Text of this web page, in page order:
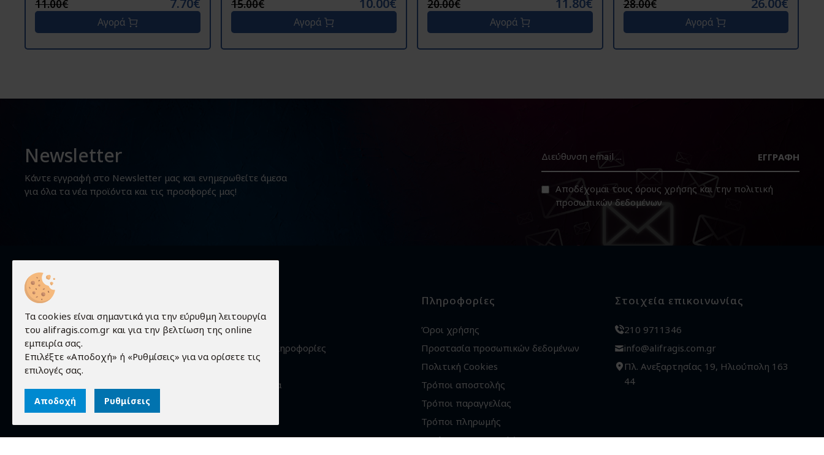
11.00€
Αγορά
15.00€
Αγορά
20.00€
Αγορά
28.00€
Αγορά
Newsletter
Κάντε εγγραφή στο Newsletter μας και ενημερωθείτε άμεσα
για όλα τα νέα προϊόντα και τις προσφορές μας!
ΕΓΓΡΑΦΉ
Αποδέχομαι τους όρους χρήσης και την πολιτική
προσωπικών δεδομένων
Τα πάντα γύρω από τον κόσμο των
ηλεκτρονικών!
Στοιχεία επικοινωνίας
210 9711346
info@alifragis.com.gr
Πλ. Ανεξαρτησίας 19, Ηλιούπολη 163
44
Προϊόντα
Τεχνικές πληροφορίες
Εταιρεία
Επικοινωνία
Πληροφορίες
Όροι χρήσης
Προστασία προσωπικών δεδομένων
Πολιτική Cookies
Τρόποι αποστολής
Τρόποι παραγγελίας
Τρόποι πληρωμής
Εγγύηση - Επιστροφές
Τα cookies είναι σημαντικά για την εύρυθμη λειτουργία
του alifragis.com.gr και για την βελτίωση της online
εμπειρία σας.
Επιλέξτε «Αποδοχή» ή «Ρυθμίσεις» για να ορίσετε τις
επιλογές σας.
Αποδοχή Ρυθμίσεις